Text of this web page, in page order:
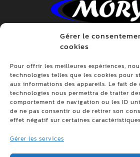
Gérer le
cookies
Pour offrir les meilleures expériences,
technologies telles que les cookies pour
aux informations des appareils. Le fait de
technologies nous permettra de traiter
comportement de navigation ou les ID
de ne pas consentir ou de retirer son
effet négatif sur certaines
Gérer les services
ADRESSE
701, rang St-Pierre, St-
2N0
TÉLÉPHONE
Sans frais :